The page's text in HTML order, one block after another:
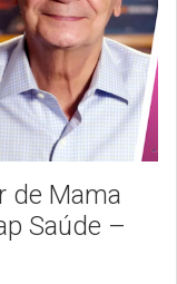
de Mama
Saúde –